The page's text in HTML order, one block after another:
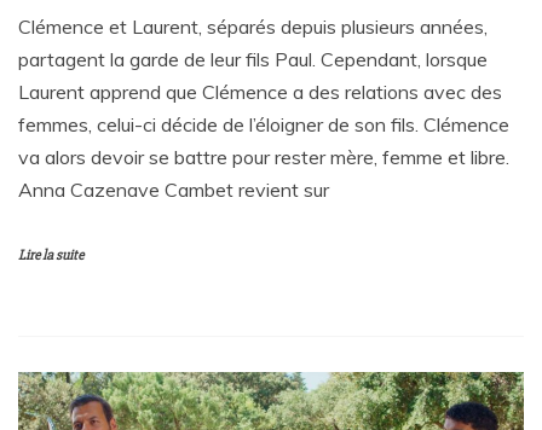
Clémence et Laurent, séparés depuis plusieurs années,
partagent la garde de leur fils Paul. Cependant, lorsque
Laurent apprend que Clémence a des relations avec des
femmes, celui-ci décide de l’éloigner de son fils. Clémence
va alors devoir se battre pour rester mère, femme et libre.
Anna Cazenave Cambet revient sur
Lire la suite